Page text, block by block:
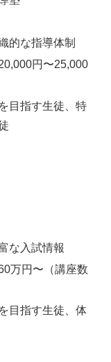
的な指導体制
円〜25,000
目指す生徒、特
な入試情報
万円〜（講座数
目指す生徒、体